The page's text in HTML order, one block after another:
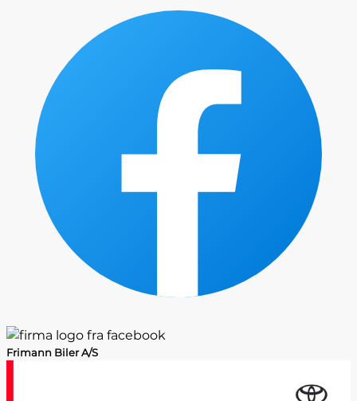
Frimann Biler A/S